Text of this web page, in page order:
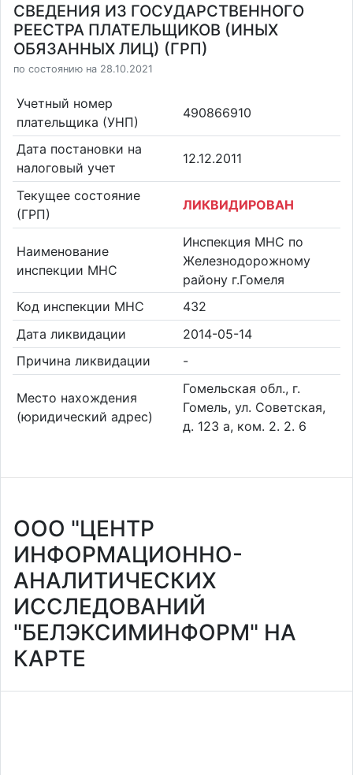
СВЕДЕНИЯ ИЗ ГОСУДАРСТВЕННОГО
РЕЕСТРА ПЛАТЕЛЬЩИКОВ (ИНЫХ
ОБЯЗАННЫХ ЛИЦ) (ГРП)
по состоянию на 28.10.2021
Учетный номер
плательщика (УНП)
490866910
Дата постановки на
налоговый учет
12.12.2011
Текущее состояние
(ГРП)
ЛИКВИДИРОВАН
Наименование
инспекции МНС
Инспекция МНС по
Железнодорожному
району г.Гомеля
Код инспекции МНС
432
Дата ликвидации
2014-05-14
Причина ликвидации
-
Место нахождения
(юридический адрес)
Гомельская обл., г.
Гомель, ул. Советская,
д. 123 а, ком. 2. 2. 6
ООО "ЦЕНТР
ИНФОРМАЦИОННО-
АНАЛИТИЧЕСКИХ
ИССЛЕДОВАНИЙ
"БЕЛЭКСИМИНФОРМ" НА
КАРТЕ